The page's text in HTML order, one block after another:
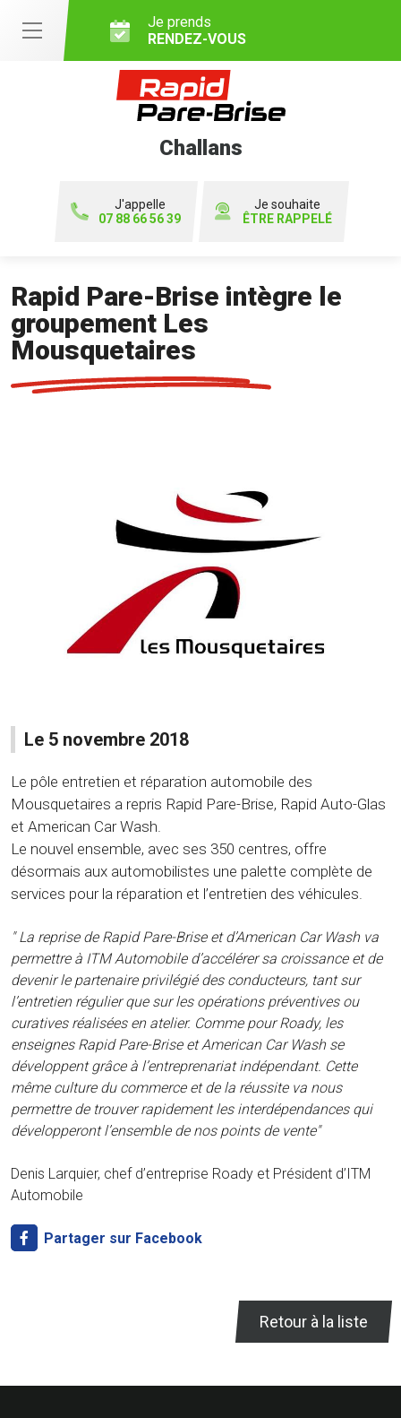
Je prends
RENDEZ-VOUS
Challans
J'appelle
07 88 66 56 39
Je souhaite
ÊTRE RAPPELÉ
Rapid Pare-Brise intègre le
groupement Les
Mousquetaires
Le 5 novembre 2018
Le pôle entretien et réparation automobile des
Mousquetaires a repris Rapid Pare-Brise, Rapid Auto-Glas
et American Car Wash.
Le nouvel ensemble, avec ses 350 centres, offre
désormais aux automobilistes une palette complète de
services pour la réparation et l’entretien des véhicules.
" La reprise de Rapid Pare-Brise et d’American Car Wash va
permettre à ITM Automobile d’accélérer sa croissance et de
devenir le partenaire privilégié des conducteurs, tant sur
l’entretien régulier que sur les opérations préventives ou
curatives réalisées en atelier. Comme pour Roady, les
enseignes Rapid Pare-Brise et American Car Wash se
développent grâce à l’entreprenariat indépendant. Cette
même culture du commerce et de la réussite va nous
permettre de trouver rapidement les interdépendances qui
développeront l’ensemble de nos points de vente"
Denis Larquier, chef d’entreprise Roady et Président d’ITM
Automobile
Partager sur Facebook
Retour à la liste